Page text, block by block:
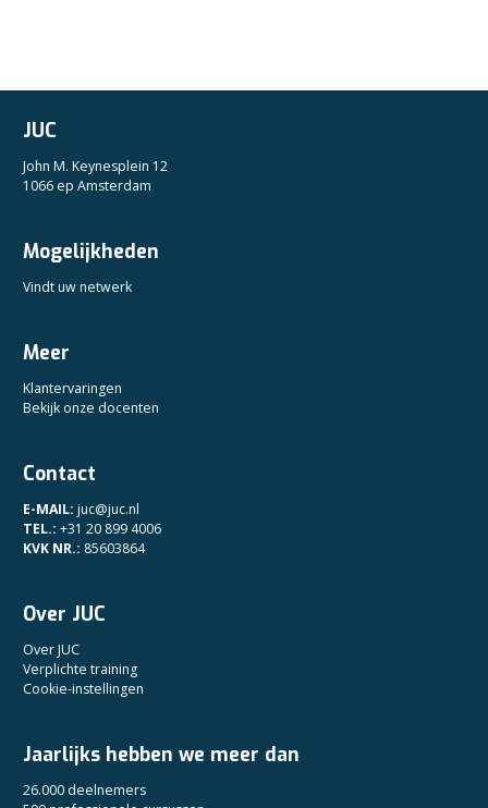
JUC
John M. Keynesplein 12
1066 ep Amsterdam
Mogelijkheden
Vindt uw netwerk
Meer
Klantervaringen
Bekijk onze docenten
Contact
E-MAIL: juc@juc.nl
TEL.: +31 20 899 4006
KVK NR.: 85603864
Over JUC
Over JUC
Verplichte training
Cookie-instellingen
Jaarlijks hebben we meer dan
26.000 deelnemers